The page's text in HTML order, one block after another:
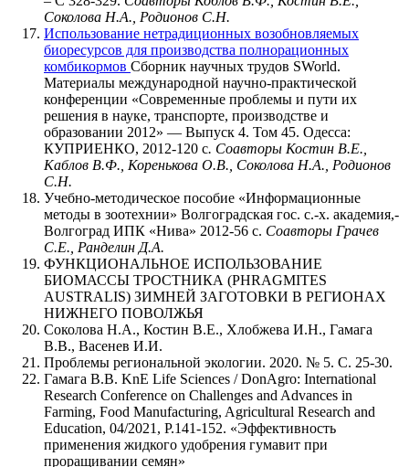
Соколова Н.А., Родионов С.Н.
Использование нетрадиционных возобновляемых
биоресурсов для производства полнорационных
комбикормов Сборник научных трудов SWorld.
Материалы международной научно-практической
конференции «Современные проблемы и пути их
решения в науке, транспорте, производстве и
образовании 2012» — Выпуск 4. Том 45. Одесса:
КУПРИЕНКО, 2012-120 с. Соавторы Костин В.Е.,
Каблов В.Ф., Коренькова О.В., Соколова Н.А., Родионов
С.Н.
Учебно-методическое пособие «Информационные
методы в зоотехнии» Волгоградская гос. с.-х. академия,-
Волгоград ИПК «Нива» 2012-56 с. Соавторы Грачев
С.Е., Ранделин Д.А.
ФУНКЦИОНАЛЬНОЕ ИСПОЛЬЗОВАНИЕ
БИОМАССЫ ТРОСТНИКА (PHRAGMITES
AUSTRALIS) ЗИМНЕЙ ЗАГОТОВКИ В РЕГИОНАХ
НИЖНЕГО ПОВОЛЖЬЯ
Соколова Н.А., Костин В.Е., Хлобжева И.Н., Гамага
В.В., Васенев И.И.
Проблемы региональной экологии. 2020. № 5. С. 25-30.
Гамага В.В. KnE Life Sciences / DonAgro: International
Research Conference on Challenges and Advances in
Farming, Food Manufacturing, Agricultural Research and
Education, 04/2021, P.141-152. «Эффективность
применения жидкого удобрения гумавит при
проращивании семян»